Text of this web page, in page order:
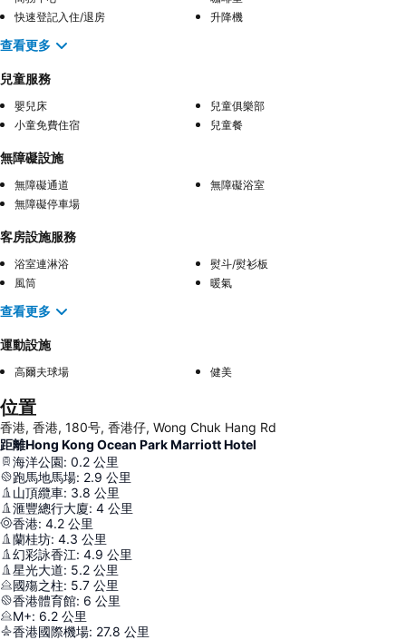
快速登記入住/退房
升降機
查看更多
兒童服務
嬰兒床
兒童俱樂部
小童免費住宿
兒童餐
無障礙設施
無障礙通道
無障礙浴室
無障礙停車場
客房設施服務
浴室連淋浴
熨斗/熨衫板
風筒
暖氣
查看更多
運動設施
高爾夫球場 健美
位置
香港, 香港, 180号, 香港仔, Wong Chuk Hang Rd
距離Hong Kong Ocean Park Marriott Hotel
海洋公園: 0.2 公里
跑馬地馬場: 2.9 公里
山頂纜車: 3.8 公里
滙豐總行大廈: 4 公里
香港: 4.2 公里
蘭桂坊: 4.3 公里
幻彩詠香江: 4.9 公里
星光大道: 5.2 公里
國殤之柱: 5.7 公里
香港體育館: 6 公里
M+: 6.2 公里
香港國際機場: 27.8 公里